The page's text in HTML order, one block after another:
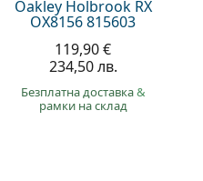
Oakley Holbrook RX
OX8156 815603
119,90 €
234,50 лв.
Безплатна доставка&
рамки на склад